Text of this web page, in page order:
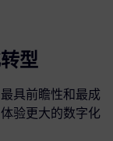
型
具前瞻性和最成
验更大的数字化